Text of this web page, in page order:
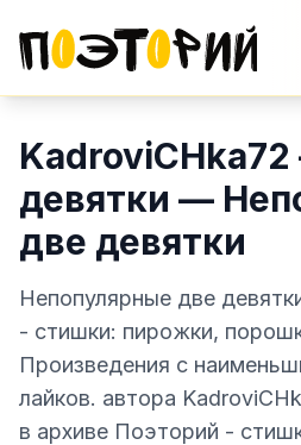
девятки —
две девятки
Непопулярные две
- стишки: пирожки,
Произведения с
лайков. автора
в архиве Поэторий -